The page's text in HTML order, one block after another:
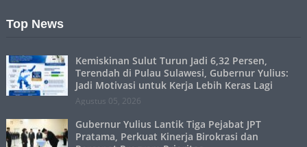
Top News
Kemiskinan Sulut Turun Jadi 6,32 Persen,
Terendah di Pulau Sulawesi, Gubernur Yulius:
Jadi Motivasi untuk Kerja Lebih Keras Lagi
Agustus 05, 2026
Gubernur Yulius Lantik Tiga Pejabat JPT
Pratama, Perkuat Kinerja Birokrasi dan